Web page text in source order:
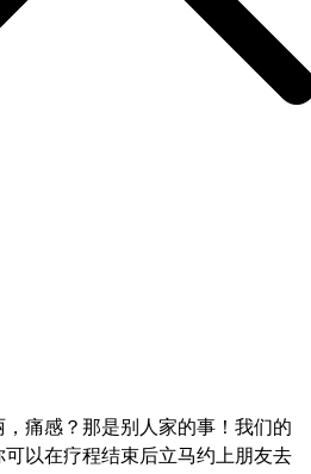
痛感？那是别人家的事！我们的
以在疗程结束后立马约上朋友去